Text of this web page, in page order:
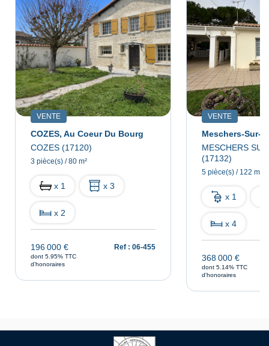
VENTE
COZES, Au Coeur Du Bourg
COZES (17120)
3 pièce(s) / 80 m²
x 1 x 3
x 2
196 000 €
dont 5.95% TTC
d'honoraires
Ref : 06-455
VENTE
Meschers-Sur-
MESCHERS
(17132)
5 pièce(s) / 122 m²
x 1
x 4
368 000 €
dont 5.14% TTC
d'honoraires